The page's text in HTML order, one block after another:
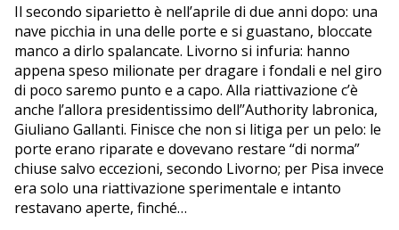
Il secondo siparietto è nell’aprile di due anni dopo: una
nave picchia in una delle porte e si guastano, bloccate
manco a dirlo spalancate. Livorno si infuria: hanno
appena speso milionate per dragare i fondali e nel giro
di poco saremo punto e a capo. Alla riattivazione c’è
anche l’allora presidentissimo dell’’Authority labronica,
Giuliano Gallanti. Finisce che non si litiga per un pelo: le
porte erano riparate e dovevano restare “di norma”
chiuse salvo eccezioni, secondo Livorno; per Pisa invece
era solo una riattivazione sperimentale e intanto
restavano aperte, finché…